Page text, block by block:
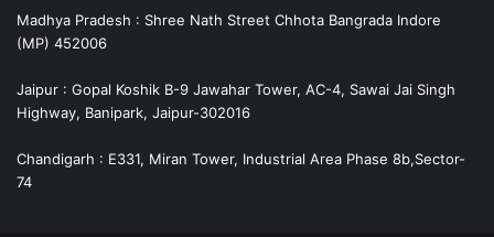
Madhya Pradesh : Shree Nath Street Chhota Bangrada Indore
(MP) 452006
Jaipur : Gopal Koshik B-9 Jawahar Tower, AC-4, Sawai Jai Singh
Highway, Banipark, Jaipur-302016
Chandigarh : E331, Miran Tower, Industrial Area Phase 8b,Sector-
74